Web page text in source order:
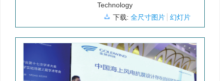
Technology
下载: 全尺寸图片 幻灯片